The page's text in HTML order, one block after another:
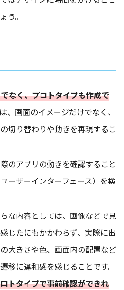
う。
なく、プロトタイプも作成で
、画面のイメージだけでなく、
切り替わりや動きを再現するこ
のアプリの動きを確認すること
ーザーインターフェース）を検
な内容としては、画像などで見
じたにもかかわらず、実際に出
大きさや色、画面内の配置など
移に違和感を感じることです。
トタイプで事前確認ができれ